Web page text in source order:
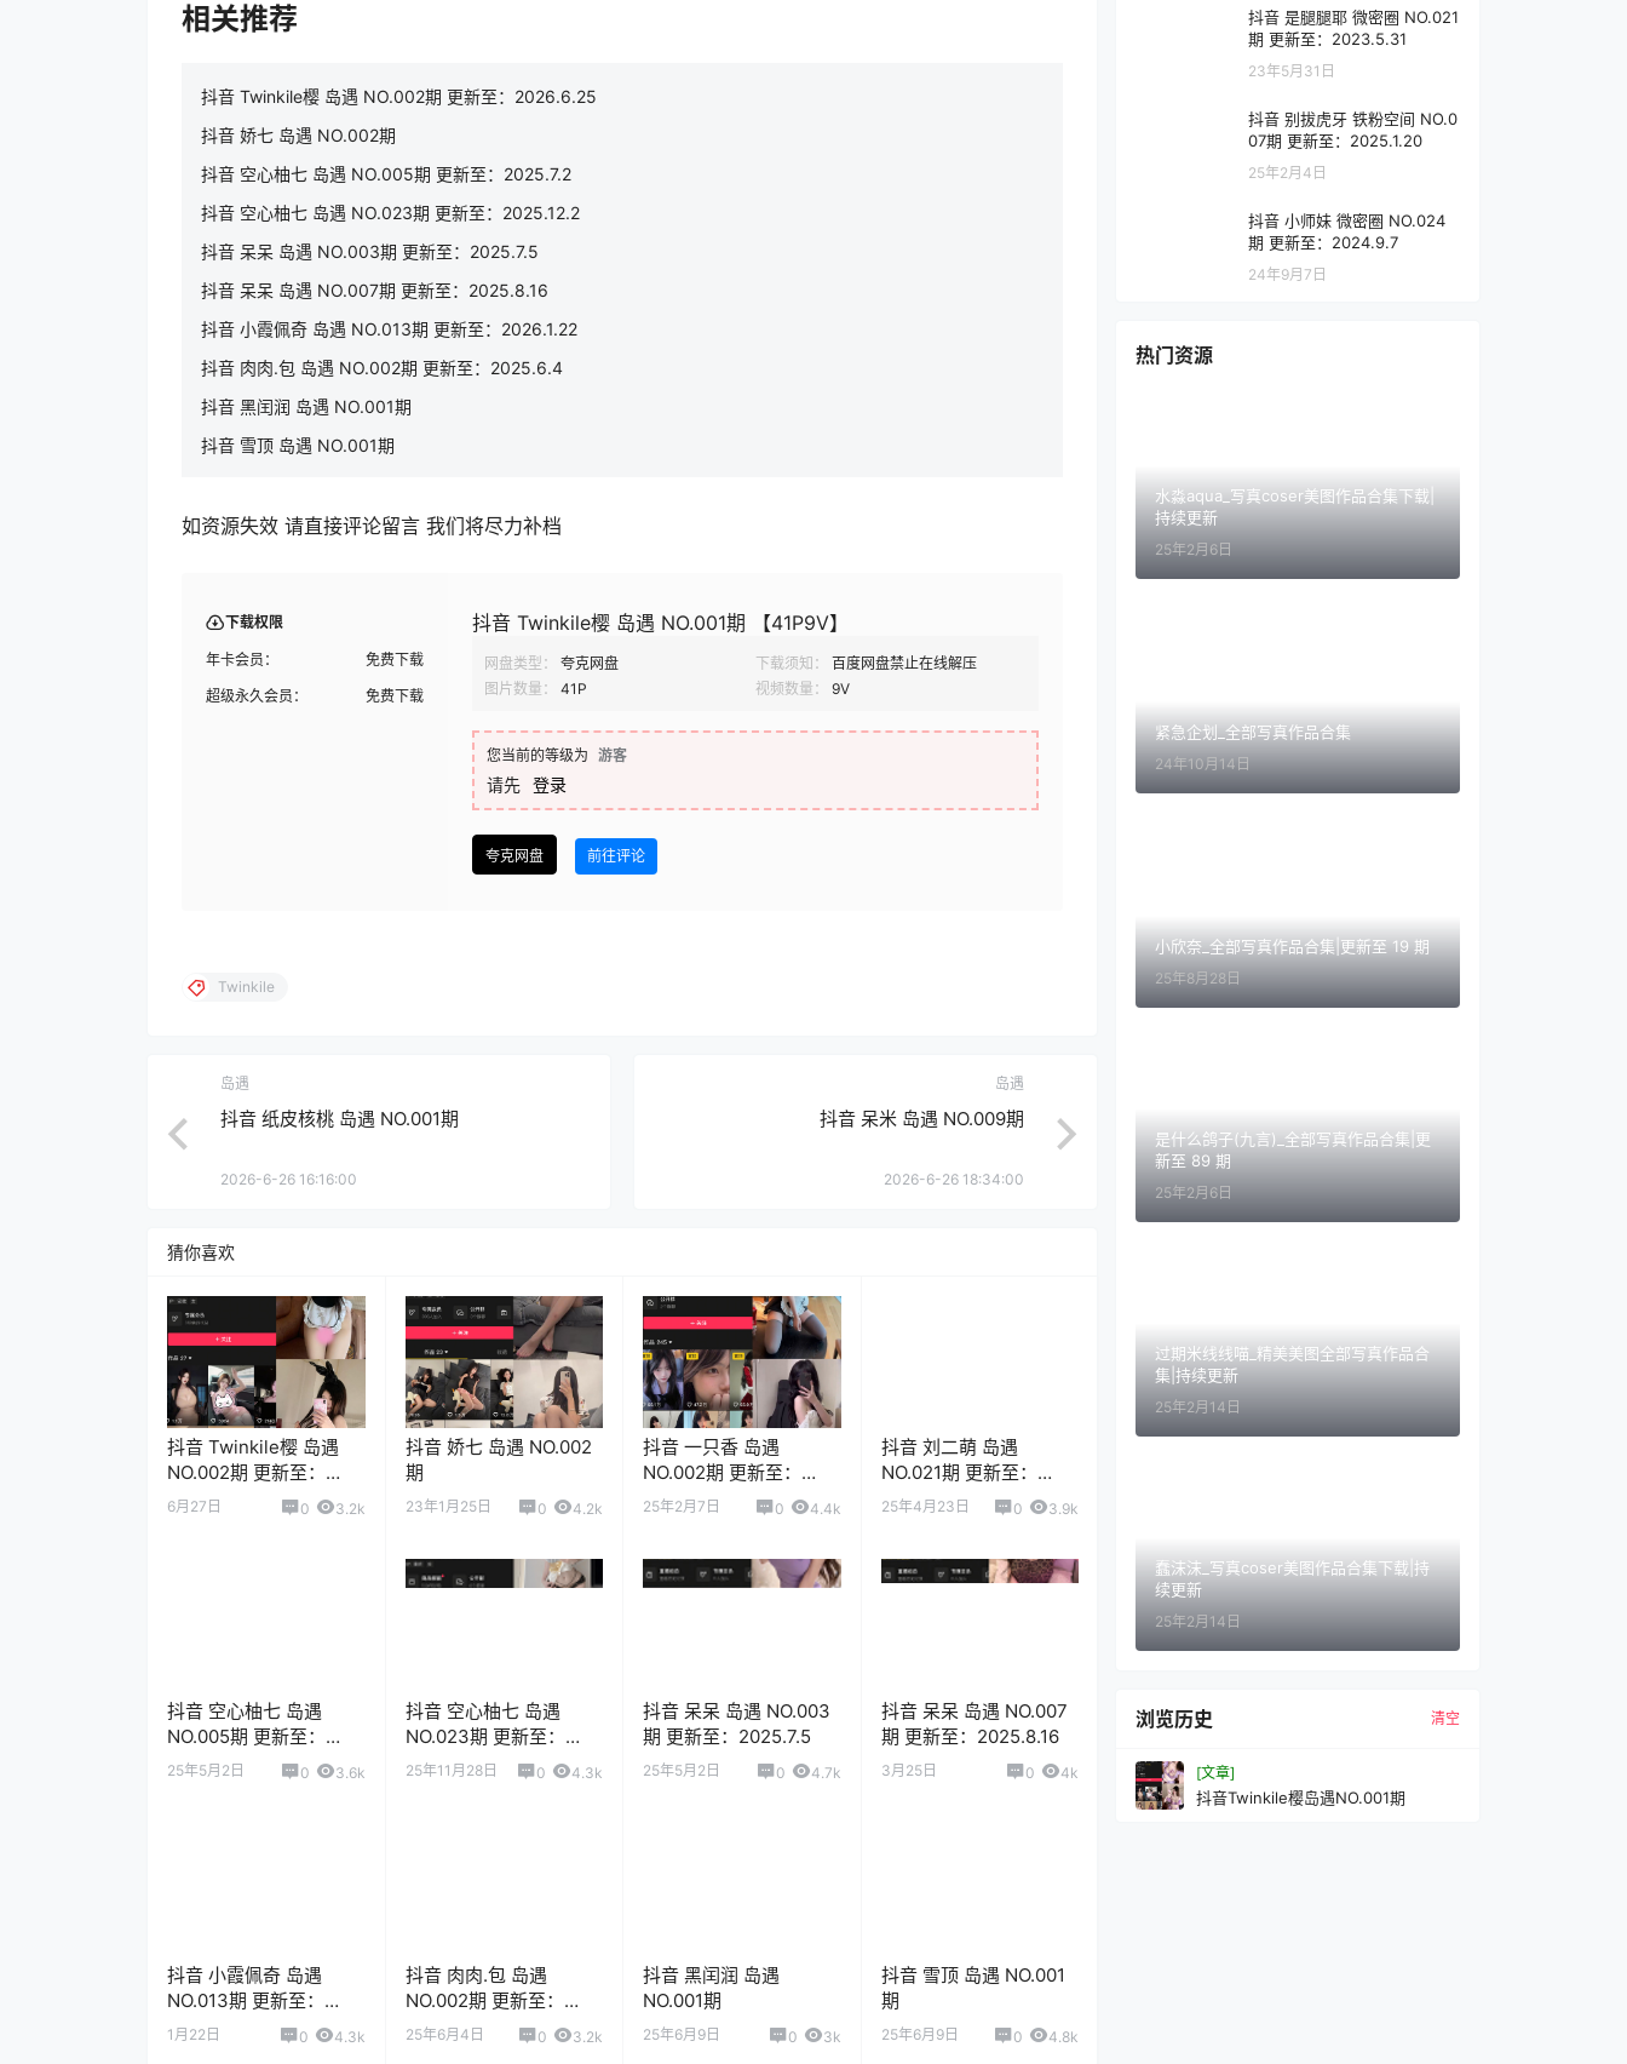
相关推荐
抖音 Twinkile樱 岛遇 NO.002期 更新至：2026.6.25
抖音 娇七 岛遇 NO.002期
抖音 空心柚七 岛遇 NO.005期 更新至：2025.7.2
抖音 空心柚七 岛遇 NO.023期 更新至：2025.12.2
抖音 呆呆 岛遇 NO.003期 更新至：2025.7.5
抖音 呆呆 岛遇 NO.007期 更新至：2025.8.16
抖音 小霞佩奇 岛遇 NO.013期 更新至：2026.1.22
抖音 肉肉.包 岛遇 NO.002期 更新至：2025.6.4
抖音 黑闰润 岛遇 NO.001期
抖音 雪顶 岛遇 NO.001期
如资源失效 请直接评论留言 我们将尽力补档
下载权限
年卡会员：
免费下载
超级永久会员：
免费下载
抖音 Twinkile樱 岛遇 NO.001期 【41P9V】
网盘类型： 夸克网盘 下载须知：
百度网盘禁止在线解压
图片数量：
41P 视频数量： 9V
您当前的等级为 游客
请先 登录
夸克网盘 前往评论
Twinkile
岛遇
抖音 纸皮核桃 岛遇 NO.001期
2026-6-26 16:16:00
岛遇
抖音 呆米 岛遇 NO.009期
2026-6-26 18:34:00
猜你喜欢
抖音 Twinkile樱 岛遇
NO.002期 更新至：
2026.6.25
6月27日 0 3.2k
抖音 娇七 岛遇 NO.002
期
23年1月25日 0 4.2k
抖音 一只香 岛遇
NO.002期 更新至：
2025.6.29
25年2月7日 0 4.4k
抖音 刘二萌 岛遇
NO.021期 更新至：
2026.1.9
25年4月23日 0 3.9k
抖音 空心柚七 岛遇
NO.005期 更新至：
2025.7.2
25年5月2日 0 3.6k
抖音 空心柚七 岛遇
NO.023期 更新至：
2025.12.2
25年11月28日 0 4.3k
抖音 呆呆 岛遇 NO.003
期 更新至：2025.7.5
25年5月2日 0 4.7k
抖音 呆呆 岛遇 NO.007
期 更新至：2025.8.16
3月25日 0 4k
抖音 小霞佩奇 岛遇
NO.013期 更新至：
2026.1.22
1月22日 0 4.3k
抖音 肉肉.包 岛遇
NO.002期 更新至：
2025.6.4
25年6月4日 0 3.2k
抖音 黑闰润 岛遇
NO.001期
25年6月9日 0 3k
抖音 雪顶 岛遇 NO.001
期
25年6月9日 0 4.8k
抖音 是腿腿耶 微密圈 NO.021
期 更新至：2023.5.31
23年5月31日
抖音 别拔虎牙 铁粉空间 NO.0
07期 更新至：2025.1.20
25年2月4日
抖音 小师妹 微密圈 NO.024
期 更新至：2024.9.7
24年9月7日
热门资源
水淼aqua_写真coser美图作品合集下载|
持续更新
25年2月6日
紧急企划_全部写真作品合集
24年10月14日
小欣奈_全部写真作品合集|更新至 19 期
25年8月28日
是什么鸽子(九言)_全部写真作品合集|更
新至 89 期
25年2月6日
过期米线线喵_精美美图全部写真作品合
集|持续更新
25年2月14日
蠢沫沫_写真coser美图作品合集下载|持
续更新
25年2月14日
浏览历史 清空
[文章]
抖音Twinkile樱岛遇NO.001期